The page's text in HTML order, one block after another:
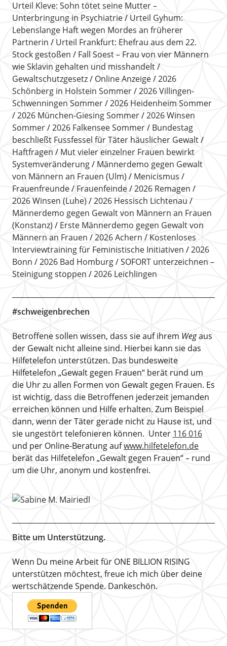
Urteil Kleve: Sohn tötet seine Mutter –
Unterbringung in Psychiatrie
Urteil Gyhum:
Lebenslange Haft wegen Mordes an früherer
Partnerin
Urteil Frankfurt: Ehefrau aus dem 22.
Stock gestoßen
Fall Soest – Frau von vier Männern
wie Sklavin gehalten und misshandelt
Gewaltschutzgesetz
Online Anzeige
2026
Schönberg in Holstein Sommer
2026 Villingen-
Schwenningen Sommer
2026 Heidenheim Sommer
2026 München-Giesing Sommer
2026 Winsen
Sommer
2026 Falkensee Sommer
Bundestag
beschließt Fussfessel für Täter häuslicher Gewalt
Haftfragen
Mut vieler einzelner Frauen bewirkt
Systemveränderung
Männerdemo gegen Gewalt
von Männern an Frauen (Ulm)
Menicismus
Frauenfreunde
Frauenfeinde
2026 Remagen
2026 Winsen (Luhe)
2026 Hessisch Lichtenau
Männerdemo gegen Gewalt von Männern an Frauen
(Konstanz)
Erste Männerdemo gegen Gewalt von
Männern an Frauen
2026 Achern
Kostenloses
Interviewtraining für Feministische Initiativen
2026
Bonn
2026 Bad Homburg
SOFORT unterzeichnen –
Steinigung stoppen
2026 Leichlingen
#schweigenbrechen
Betroffene sollen wissen, dass sie auf ihrem Wegaus
der Gewalt nicht alleine sind. Hierbei kann sie das
Hilfetelefon unterstützen. Das bundesweite
Hilfetelefon „Gewalt gegen Frauen“ berät rund um
die Uhr zu allen Formen von Gewalt gegen Frauen. Es
ist wichtig, dass die Betroffenen jederzeit jemanden
erreichen können und Hilfe erhalten. Zum Beispiel
dann, wenn der Täter gerade nicht zu Hause ist, und
sie ungestört telefonieren können. Unter 116 016
und per Online-Beratung aufwww.hilfetelefon.de
berät das Hilfetelefon „Gewalt gegen Frauen“ – rund
um die Uhr, anonym und kostenfrei.
Bitte um Unterstützung.
Wenn Du meine Arbeit für ONE BILLION RISING
unterstützen möchtest, freue ich mich über deine
wertschätzende Spende. Dankeschön.